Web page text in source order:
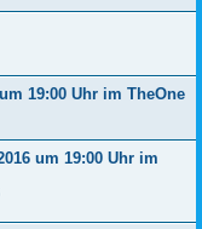
19:00 Uhr im TheOne
um 19:00 Uhr im